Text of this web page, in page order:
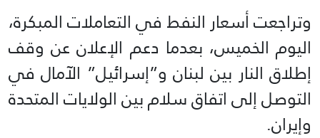
وتراجعت أسعار النفط في التعاملات المبكرة،
اليوم الخميس، بعدما دعم الإعلان عن وقف
إطلاق النار بين لبنان و”إسرائيل” الآمال في
⁠التوصل إلى اتفاق سلام بين الولايات المتحدة
وإيران.